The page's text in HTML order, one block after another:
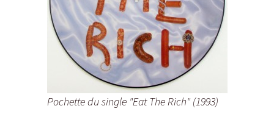
Pochette du single "Eat The Rich" (1993)